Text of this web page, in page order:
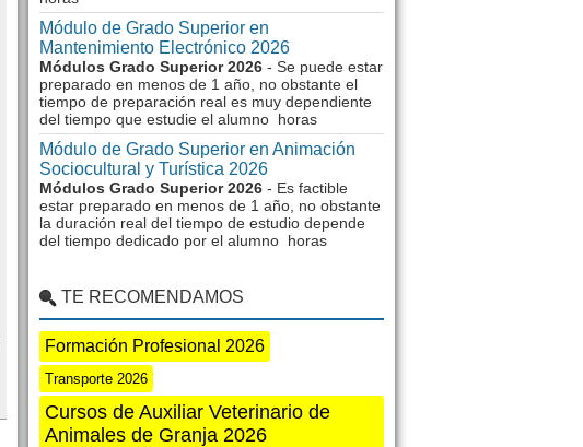
Módulo de Grado Superior en
Mantenimiento Electrónico 2026
Módulos Grado Superior 2026 - Se puede estar
preparado en menos de 1 año, no obstante el
tiempo de preparación real es muy dependiente
del tiempo que estudie el alumno horas
Módulo de Grado Superior en Animación
Sociocultural y Turística 2026
Módulos Grado Superior 2026 - Es factible
estar preparado en menos de 1 año, no obstante
la duración real del tiempo de estudio depende
del tiempo dedicado por el alumno horas
TE RECOMENDAMOS
Formación Profesional 2026
Transporte 2026
Cursos de Auxiliar Veterinario de
Animales de Granja 2026